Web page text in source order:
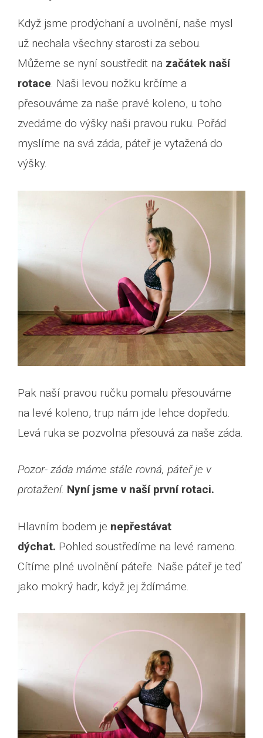
Když jsme prodýchaní a uvolnění, naše mysl
už nechala všechny starosti za sebou.
Můžeme se nyní soustředit na začátek naší
rotace. Naši levou nožku krčíme a
přesouváme za naše pravé koleno, u toho
zvedáme do výšky naši pravou ruku. Pořád
myslíme na svá záda, páteř je vytažená do
výšky.
Pak naší pravou ručku pomalu přesouváme
na levé koleno, trup nám jde lehce dopředu.
Levá ruka se pozvolna přesouvá za naše záda.
Pozor- záda máme stále rovná, páteř je v
protažení. Nyní jsme v naší první rotaci.
Hlavním bodem je nepřestávat
dýchat. Pohled soustředíme na levé rameno.
Cítíme plné uvolnění páteře. Naše páteř je teď
jako mokrý hadr, když jej ždímáme.